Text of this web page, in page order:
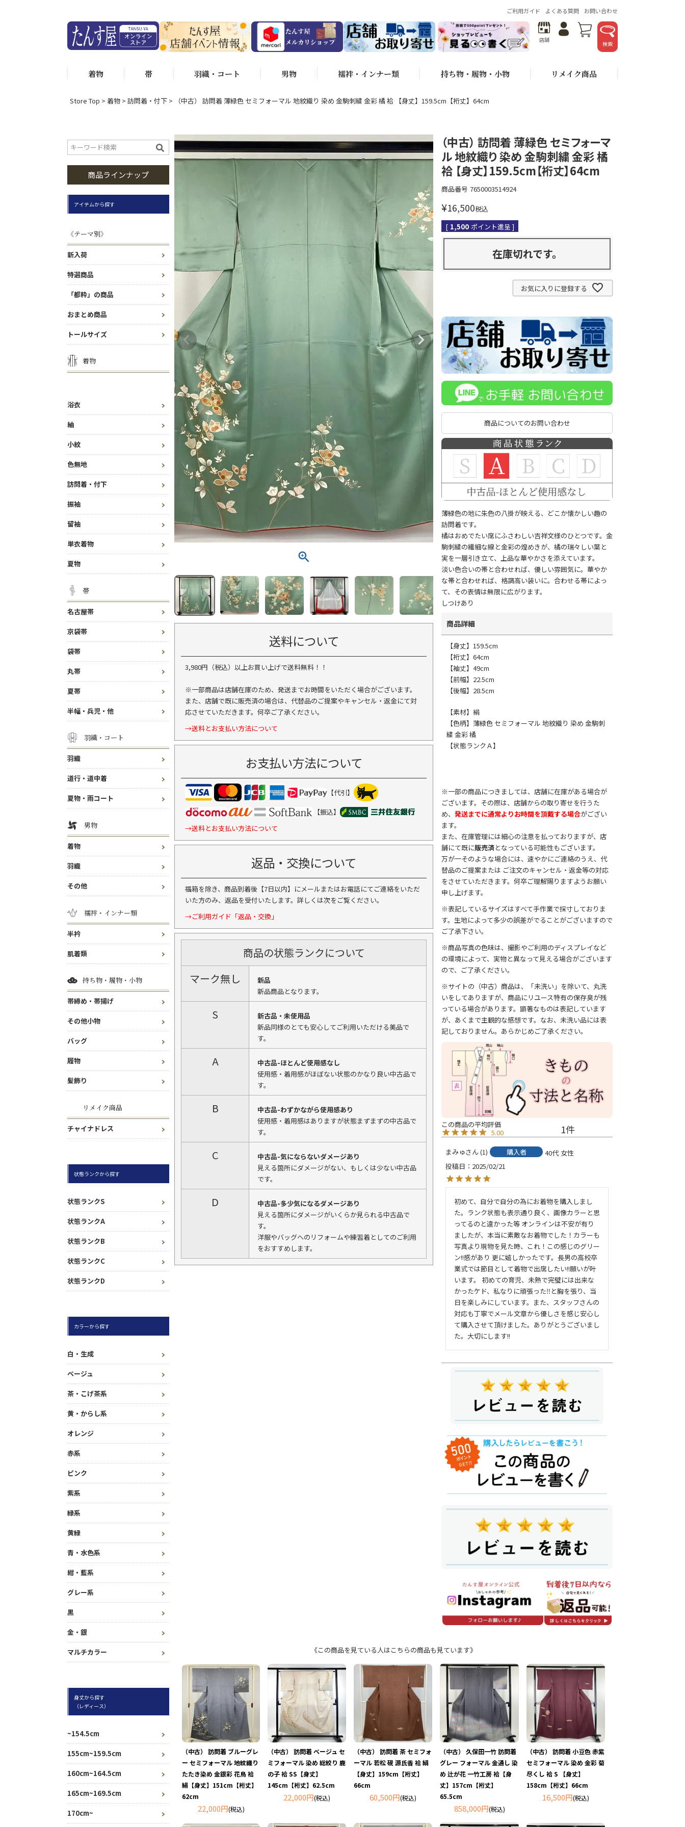
ご利用ガイド よくある質問 お問い合わせ
店舗
検索
着物 帯 羽織・コート 男物 襦袢・インナー類 持ち物・履物・小物 リメイク商品
Store Top 着物 訪問着・付下 （中古） 訪問着 薄緑色 セミフォーマル 地紋織り 染め 金駒刺繍 金彩 橘 袷 【身丈】159.5cm【裄丈】64cm
商品ラインナップ
アイテムから探す
《テーマ別》
新入荷
特選商品
「都粋」の商品
おまとめ商品
トールサイズ
着物
浴衣
紬
小紋
色無地
訪問着・付下
振袖
留袖
単衣着物
夏物
帯
名古屋帯
京袋帯
袋帯
丸帯
夏帯
半幅・兵児・他
羽織・コート
羽織
道行・道中着
夏物・雨コート
男物
着物
羽織
その他
襦袢・インナー類
半衿
肌着類
持ち物・履物・小物
帯締め・帯揚げ
その他小物
バッグ
履物
髪飾り
リメイク商品
チャイナドレス
状態ランクから探す
状態ランクS
状態ランクA
状態ランクB
状態ランクC
状態ランクD
カラーから探す
白・生成
ベージュ
茶・こげ茶系
黄・からし系
オレンジ
赤系
ピンク
紫系
緑系
黄緑
青・水色系
紺・藍系
グレー系
黒
金・銀
マルチカラー
身丈から探す
（レディース）
~154.5cm
155cm~159.5cm
160cm~164.5cm
165cm~169.5cm
170cm~
送料について
3,980円（税込）以上お買い上げで送料無料！！
※一部商品は店舗在庫のため、発送までお時間をいただく場合がございます。
また、店舗で既に販売済の場合は、代替品のご提案やキャンセル・返金にて対
応させていただきます。何卒ご了承ください。
→送料とお支払い方法について
お支払い方法について
【代引】
【振込】
→送料とお支払い方法について
返品・交換について
福箱を除き、商品到着後【7日以内】にメールまたはお電話にてご連絡をいただ
いた方のみ、返品を受付いたします。詳しくは次をご覧ください。
→ご利用ガイド「返品・交換」
商品の状態ランクについて
マーク無し
新品
新品商品となります。
S
新古品・未使用品
新品同様のとても安心してご利用いただける美品で
す。
A
中古品-ほとんど使用感なし
使用感・着用感がほぼない状態のかなり良い中古品で
す。
B
中古品-わずかながら使用感あり
使用感・着用感はありますが状態まずまずの中古品で
す。
C
中古品-気にならないダメージあり
見える箇所にダメージがない、もしくは少ない中古品
です。
D
中古品-多少気になるダメージあり
見える箇所にダメージがいくらか見られる中古品で
す。
洋服やバッグへのリフォームや練習着としてのご利用
をおすすめします。
（中古） 訪問着 薄緑色 セミフォーマ
ル 地紋織り 染め 金駒刺繍 金彩 橘
袷 【身丈】159.5cm【裄丈】64cm
商品番号 7650003514924
¥16,500税込
[ 1,500 ポイント進呈 ]
在庫切れです。
お気に入りに登録する
商品についてのお問い合わせ
薄緑色の地に朱色の八掛が映える、どこか懐かしい趣の
訪問着です。
橘はおめでたい席にふさわしい吉祥文様のひとつです。金
駒刺繍の繊細な線と金彩の煌めきが、橘の瑞々しい葉と
実を一層引き立て、上品な華やかさを添えています。
淡い色合いの帯と合わせれば、優しい雰囲気に。華やか
な帯と合わせれば、格調高い装いに。合わせる帯によっ
て、その表情は無限に広がります。
しつけあり
商品詳細
【身丈】159.5cm
【裄丈】64cm
【袖丈】49cm
【前幅】22.5cm
【後幅】28.5cm
【素材】絹
【色柄】薄緑色 セミフォーマル 地紋織り 染め 金駒刺
繍 金彩 橘
【状態ランクＡ】
※一部の商品につきましては、店舗に在庫がある場合が
ございます。その際は、店舗からの取り寄せを行うた
め、 発送までに通常よりお時間を頂戴する場合がござい
ます。
また、在庫管理には細心の注意を払っておりますが、店
舗にて既に販売済となっている可能性もございます。
万が一そのような場合には、速やかにご連絡のうえ、代
替品のご提案または ご注文のキャンセル・返金等の対応
をさせていただきます。何卒ご理解賜りますようお願い
申し上げます。
※表記しているサイズはすべて手作業で採寸しておりま
す。生地によって多少の誤差がでることがございますので
ご了承下さい。
※商品写真の色味は、撮影やご利用のディスプレイなど
の環境によって、実物と異なって見える場合がございます
ので、ご了承ください。
※サイトの（中古）商品は、「未洗い」を除いて、丸洗
いをしてありますが、商品にリユース特有の保存臭が残
っている場合があります。顕著なものは表記しています
が、あくまで主観的な感想です。なお、未洗い品には表
記しておりません。あらかじめご了承ください。
5.00 1
まみゅ 1 購入者 40代 女性
投稿日
2025/02/21
初めて、自分で自分の為にお着物を購入しまし
た。ランク状態も表示通り良く、画像カラーと思
ってるのと違かった等 オンラインは不安が有り
ましたが、本当に素敵なお着物でした！カラーも
写真より現物を見た時、これ！この感じのグリー
ン!!感があり 更に嬉しかったです。長男の高校卒
業式では節目として着物で出席したい!!願いが叶
います。 初めての育児、未熟で完璧には出来な
かったケド、私なりに頑張った‼️と胸を張り、当
日を楽しみにしています。また、スタッフさんの
対応も丁寧でメール文章から優しさを感じ安心し
て購入させて頂けました。ありがとうございまし
た。大切にします!!
《この商品を見ている人はこちらの商品も見ています》
（中古） 訪問着 ブルーグレ
ー セミフォーマル 地紋織り
たたき染め 金銀彩 花鳥 袷
絹【身丈】151cm【裄丈】
62cm
22,000円(税込)
（中古） 訪問着 ベージュ セ
ミフォーマル 染め 総絞り 鹿
の子 袷 SS【身丈】
145cm【裄丈】62.5cm
22,000円(税込)
（中古） 訪問着 茶 セミフォ
ーマル 若松 硯 源氏香 袷 絹
【身丈】159cm【裄丈】
66cm
60,500円(税込)
（中古） 久保田一竹 訪問着
グレー フォーマル 金通し 染
め 辻が花 一竹工房 袷【身
丈】157cm【裄丈】
65.5cm
858,000円(税込)
（中古） 訪問着 小豆色 赤紫
セミフォーマル 染め 金彩 菊
尽くし 袷 S 【身丈】
158cm【裄丈】66cm
16,500円(税込)